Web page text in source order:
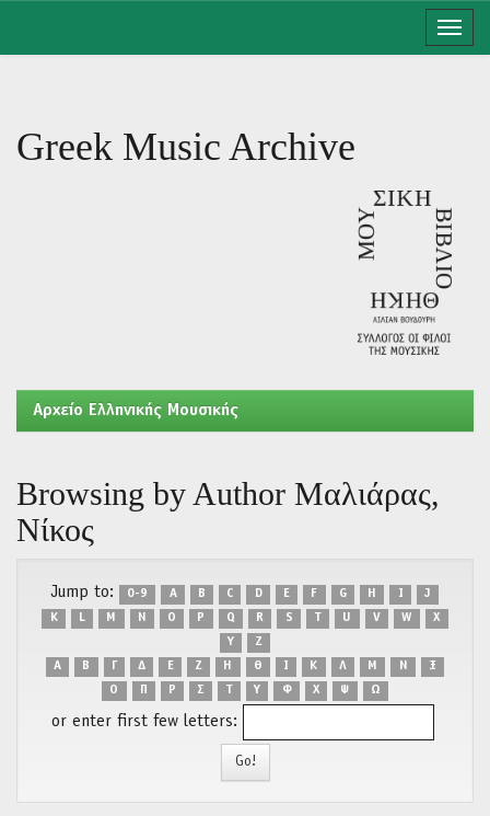
Greek Music Archive
Aρχείο Ελληνικής Μουσικής
Browsing by Author Μαλιάρας,
Νίκος
Jump to: 0-9 A B C D E F G H I
J
K
L M N O P Q R S T U V W
X
Y
Z
Α
Β Γ Δ Ε Ζ Η Θ Ι Κ Λ Μ Ν
Ξ
Ο
Π Ρ Σ Τ Υ Φ Χ Ψ Ω
or enter first few letters: